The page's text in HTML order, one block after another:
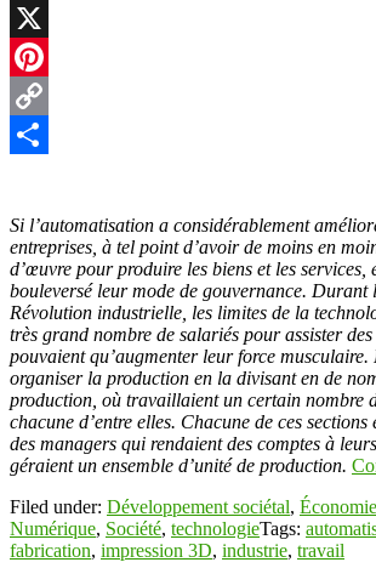
LinkedIn
X
Pinterest
Copy
Si l’automatisation a considérablement
entreprises, à tel point d’avoir de moins en
d’œuvre pour produire les biens et les services,
bouleversé leur mode de gouvernance. Durant
Révolution industrielle, les limites de la
très grand nombre de salariés pour assister
pouvaient qu’augmenter leur force
organiser la production en la divisant en de
production, où travaillaient un certain nombre
chacune d’entre elles. Chacune de ces
des managers qui rendaient des comptes à
géraient un ensemble d’unité de production.
Filed under: Développement sociétal, Économie
Numérique, Société, technologieTags:
fabrication, impression 3D, industrie, travail